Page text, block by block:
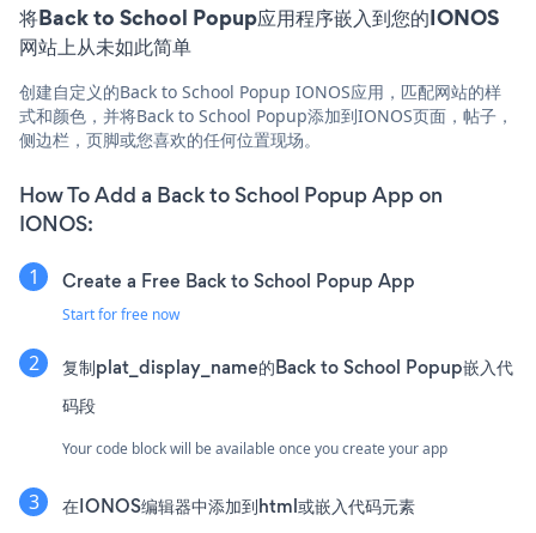
将Back to School Popup应用程序嵌入到您的IONOS
网站上从未如此简单
创建自定义的Back to School Popup IONOS应用，匹配网站的样
式和颜色，并将Back to School Popup添加到IONOS页面，帖子，
侧边栏，页脚或您喜欢的任何位置现场。
How To Add a Back to School Popup App on
IONOS:
Create a Free Back to School Popup App
Start for free now
复制plat_display_name的Back to School Popup嵌入代
码段
Your code block will be available once you create your app
在IONOS编辑器中添加到html或嵌入代码元素